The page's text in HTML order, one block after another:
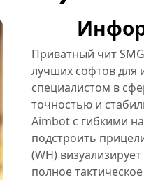
Приватный чит
лучших софтов для
специалистом в
точностью и
Aimbot с гибкими
подстроить
(WH)
полное